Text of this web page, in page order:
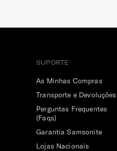
SUPORTE
As Minhas Compras
Transporte e Devoluções
Perguntas Frequentes
(Faqs)
Garantia Samsonite
Lojas Nacionais